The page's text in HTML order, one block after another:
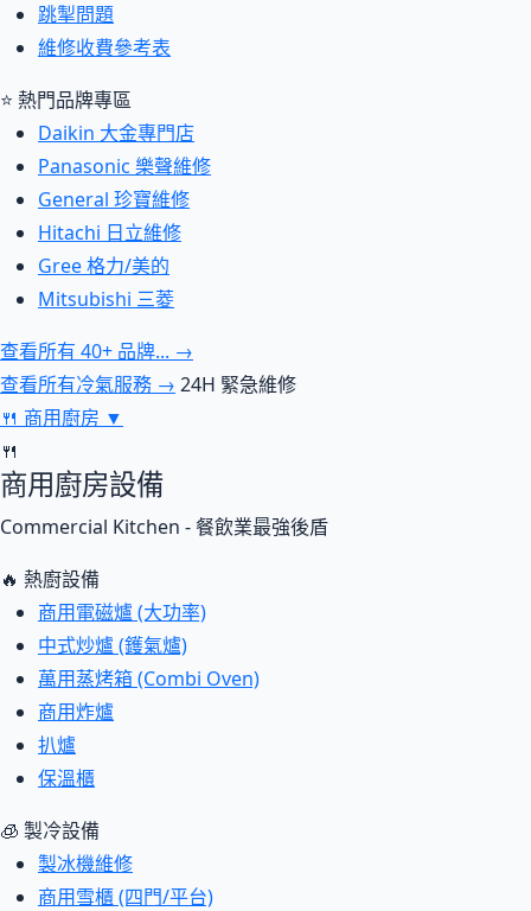
跳掣問題
維修收費參考表
⭐ 熱門品牌專區
Daikin 大金專門店
Panasonic 樂聲維修
General 珍寶維修
Hitachi 日立維修
Gree 格力/美的
Mitsubishi 三菱
查看所有 40+ 品牌... →
查看所有冷氣服務 → 24H 緊急維修
🍴 商用廚房 ▼
🍴
商用廚房設備
Commercial Kitchen - 餐飲業最強後盾
🔥 熱廚設備
商用電磁爐 (大功率)
中式炒爐 (鑊氣爐)
萬用蒸烤箱 (Combi Oven)
商用炸爐
扒爐
保溫櫃
🧊 製冷設備
製冰機維修
商用雪櫃 (四門/平台)